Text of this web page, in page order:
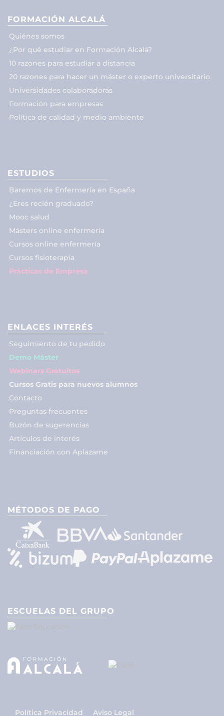
FORMACIÓN ALCALÁ
Quiénes somos
¿Por qué estudiar en Formación Alcalá?
10 razones para estudiar a distancia
20 razones para hacer un máster o experto universitario
Universidades colaboradoras
Formación para empresas
Política de calidad y medio ambiente
ESTUDIOS
Baremos de Enfermería en España
¿Eres recién graduado?
Mooc salud
Másters online enfermería
Cursos online enfermería
Cursos fisioterapia
Prácticas de Empresa
ENLACES INTERÉS
Seguimiento de tu pedido
Demo Máster
Webinars Gratuitos
Cursos Gratis para nuevos alumnos
Contacto
Preguntas frecuentes
Buzón de sugerencias
Artículos de interés
Financiación con Aplazame
MÉTODOS DE PAGO
ESCUELAS DEL GRUPO
Política Privacidad Aviso Legal